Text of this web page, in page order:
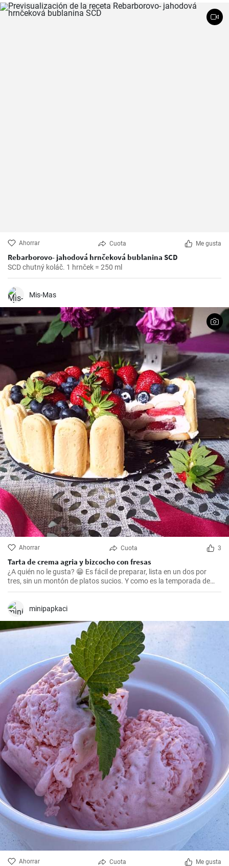
Ahorrar Cuota Me gusta
Rebarborovo- jahodová hrnčeková bublanina SCD
SCD chutný koláč. 1 hrnček = 250 ml
Mis-Mas
Ahorrar Cuota 3
Tarta de crema agria y bizcocho con fresas
¿A quién no le gusta? 😁 Es fácil de preparar, lista en un dos por
tres, sin un montón de platos sucios. Y como es la temporada de
fresas, la tarta con fresas es 💣 bombástica.
minipapkaci
Ahorrar Cuota Me gusta